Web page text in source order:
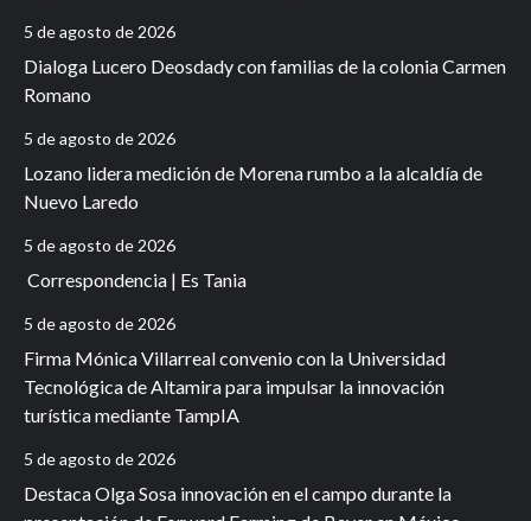
5 de agosto de 2026
Dialoga Lucero Deosdady con familias de la colonia Carmen
Romano
5 de agosto de 2026
Lozano lidera medición de Morena rumbo a la alcaldía de
Nuevo Laredo
5 de agosto de 2026
Correspondencia | Es Tania
5 de agosto de 2026
Firma Mónica Villarreal convenio con la Universidad
Tecnológica de Altamira para impulsar la innovación
turística mediante TampIA
5 de agosto de 2026
Destaca Olga Sosa innovación en el campo durante la